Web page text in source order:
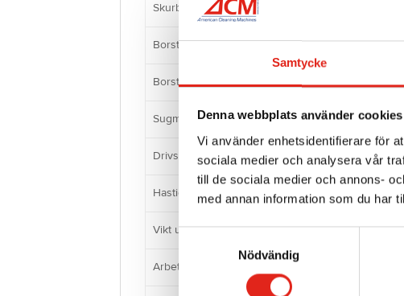
Samtycke
Denna webbplats använder cookies
Vi använder enhetsidentifierare för
sociala medier och analysera vår
till de sociala medier och annons-
med annan information som du har
Samtyckesval
Nödvändig
Skurborste diameter
Borsttryck
Borstmotor
Sugmotor
Drivsystem
Hastighet
Vikt utan batterier
Arbetskapacitet